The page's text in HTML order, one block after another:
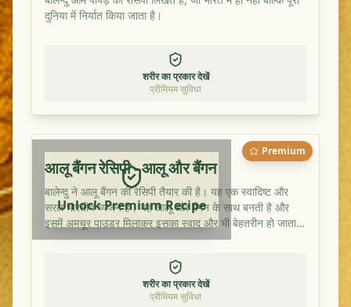
दुनिया में निर्यात किया जाता है।
शरीर का प्रकार देखें
प्रीमियम सुविधा
Premium
Unlock Premium Recipe
आलू बैंगन रेसिपी - आलू और बैंगन
बालेन्दु ने आलू बैंगन की रेसिपी तैयार की है। यह एक स्वादिष्ट और
सरल भारतीय व्यंजन है। यह आलू और बैंगन के साथ बनती है और
इसमें अमचूर पाउडर मिलाकर इसका स्वाद और भी बेहतरीन हो जाता
है।
शरीर का प्रकार देखें
प्रीमियम सुविधा